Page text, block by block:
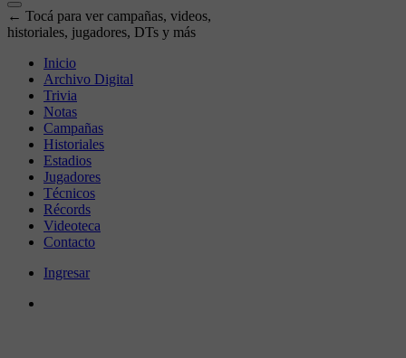
← Tocá para ver campañas, videos,
historiales, jugadores, DTs y más
Inicio
Archivo Digital
Trivia
Notas
Campañas
Historiales
Estadios
Jugadores
Técnicos
Récords
Videoteca
Contacto
Ingresar